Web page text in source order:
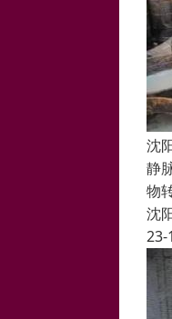
沈
静
物
沈
23-